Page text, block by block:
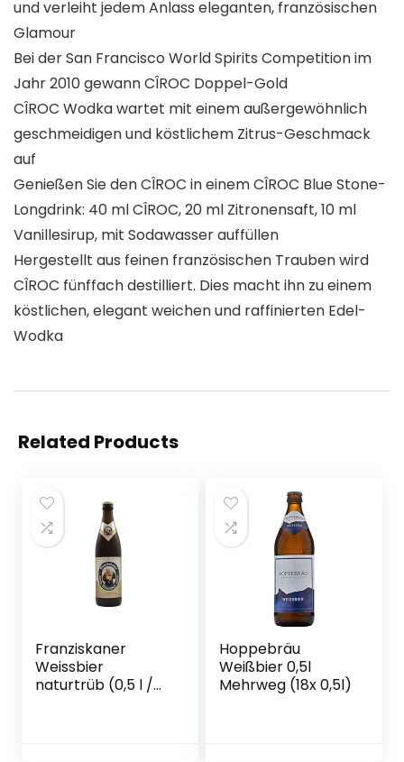
und verleiht jedem Anlass eleganten, französischen
Glamour
Bei der San Francisco World Spirits Competition im
Jahr 2010 gewann CÎROC Doppel-Gold
CÎROC Wodka wartet mit einem außergewöhnlich
geschmeidigen und köstlichem Zitrus-Geschmack
auf
Genießen Sie den CÎROC in einem CÎROC Blue Stone-
Longdrink: 40 ml CÎROC, 20 ml Zitronensaft, 10 ml
Vanillesirup, mit Sodawasser auffüllen
Hergestellt aus feinen französischen Trauben wird
CÎROC fünffach destilliert. Dies macht ihn zu einem
köstlichen, elegant weichen und raffinierten Edel-
Wodka
Related Products
Franziskaner
Weissbier
naturtrüb (0,5 l /
Hoppebräu
Weißbier 0,5l
Mehrweg (18x 0,5l)